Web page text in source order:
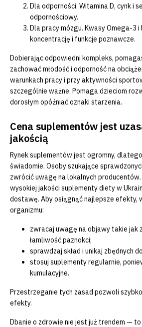
Dla odporności. Witamina D, cynk i
odpornościowy.
Dla pracy mózgu. Kwasy Omega-3
koncentrację i funkcje poznawcze.
Dobierając odpowiedni kompleks,
zachować młodość i odporność na
warunkach pracy i przy aktywności
szczególnie ważne. Pomaga dzieciom
dorosłym opóźniać oznaki starzenia.
Cena suplementów jest
jakością
Rynek suplementów jest ogromny,
świadomie. Osoby szukające
zwrócić uwagę na lokalnych producentów.
wysokiej jakości suplementy diety w
dostawę. Aby osiągnąć najlepsze efekty,
organizmu:
zwracaj uwagę na objawy takie jak
łamliwość paznokci;
sprawdzaj skład i unikaj zbędnych
stosuj suplementy regularnie,
kumulacyjne.
Przestrzeganie tych zasad pozwoli
efekty.
Dbanie o zdrowie nie jest już trendem — to